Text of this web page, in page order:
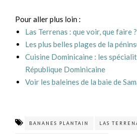
Pour aller plus loin :
Las Terrenas : que voir, que faire
Les plus belles plages de la
Cuisine Dominicaine : les
République Dominicaine
Voir les baleines de la baie de
BANANES PLANTAIN LAS